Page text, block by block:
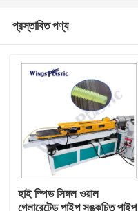
প্রস্তাবিত পণ্য
হাই স্পিড সিঙ্গল ওয়াল
গ্লোরেটেড পাইপ সঙ্কুচিত পাইপ